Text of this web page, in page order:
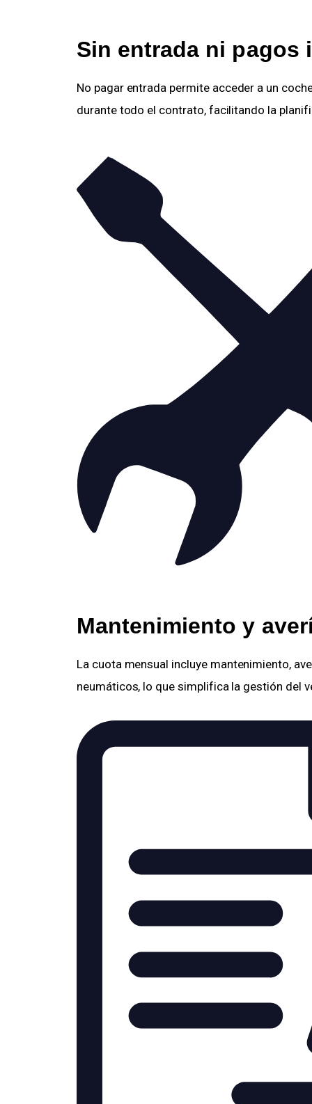
Sin entrada ni pagos
No pagar entrada permite acceder a un
durante todo el contrato, facilitando la
Mantenimiento y
La cuota mensual incluye mantenimiento,
neumáticos, lo que simplifica la gestión del